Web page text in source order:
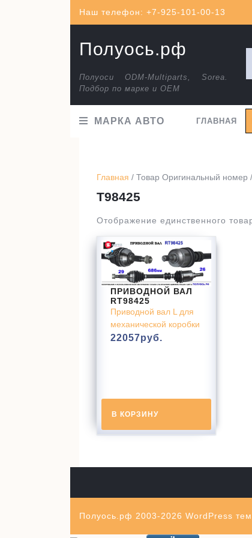
Наш телефон: +7-925-101-00-13
Полуось.рф
Полуоси ODM-Multiparts, Sorea.
Подбор по марке и ОЕМ
МАРКА АВТО ГЛАВНАЯ
Главная / Товар Оригинальный номер
T98425
Отображение единственного
ПРИВОДНОЙ ВАЛ
RT98425
Приводной вал L для
механической коробки
22057руб.
В КОРЗИНУ
Полуось.рф 2003-2026 WordPress